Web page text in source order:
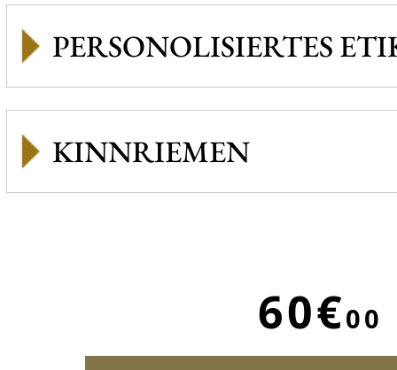
PERSONOLISIERTES
KINNRIEMEN
60€00